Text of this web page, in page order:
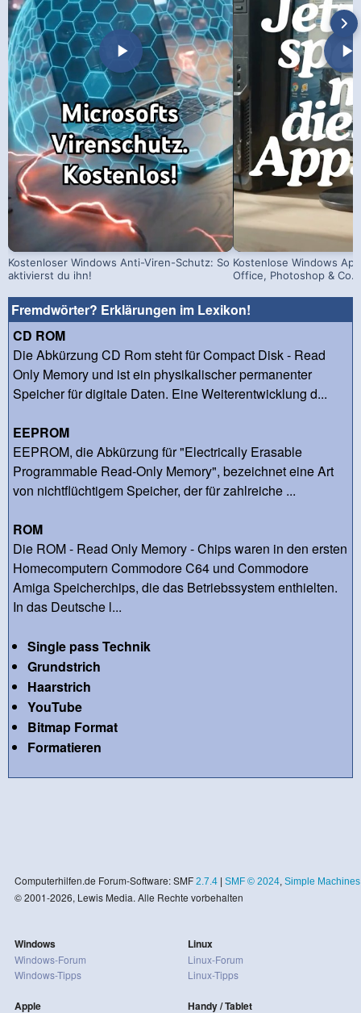
Kostenloser Windows Anti-Viren-Schutz: So
aktivierst du ihn!
Kostenlose Windows
Office, Photoshop & Co.
Fremdwörter? Erklärungen im Lexikon!
CD ROM
Die Abkürzung CD Rom steht für Compact Disk - Read
Only Memory und ist ein physikalischer permanenter
Speicher für digitale Daten. Eine Weiterentwicklung d...
EEPROM
EEPROM, die Abkürzung für "Electrically Erasable
Programmable Read-Only Memory", bezeichnet eine Art
von nichtflüchtigem Speicher, der für zahlreiche ...
ROM
Die ROM - Read Only Memory - Chips waren in den ersten
Homecomputern Commodore C64 und Commodore
Amiga Speicherchips, die das Betriebssystem enthielten.
In das Deutsche l...
Single pass Technik
Grundstrich
Haarstrich
YouTube
Bitmap Format
Formatieren
Computerhilfen.de Forum-Software: SMF 2.7.4| SMF © 2024, Simple Machines
© 2001-2026, Lewis Media. Alle Rechte vorbehalten
Windows
Windows-Forum
Windows-Tipps
Apple
Linux
Linux-Forum
Linux-Tipps
Handy / Tablet